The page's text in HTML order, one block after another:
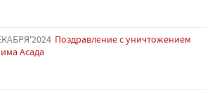
Поздравление с уничтожением
Асада